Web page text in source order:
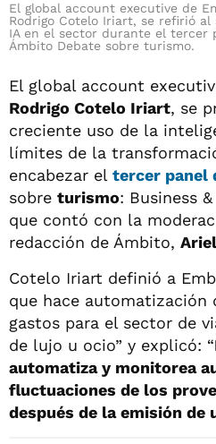
El global account executive de
Rodrigo Cotelo Iriart, se refirió al
IA en el sector durante el tercer
Ámbito Debate sobre turismo.
El global account
Rodrigo Cotelo Iriart, se
creciente uso de la
límites de la
encabezar el tercer panel
sobre turismo: Business
que contó con la
redacción de Ámbito,
Cotelo Iriart definió a
que hace automatización
gastos para el sector de
de lujo u ocio” y explicó: “
automatiza y monitorea
fluctuaciones de los
después de la emisión de